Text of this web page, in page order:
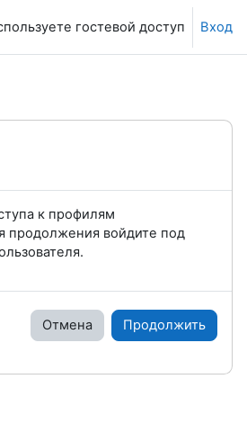
гостевой доступ Вход
к профилям
продолжения войдите под
Отмена Продолжить